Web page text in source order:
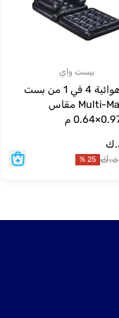
بيست واي
أريكة هوائية 4 في 1 من بست
واي Multi-Max مقاس
د.ك 25
%